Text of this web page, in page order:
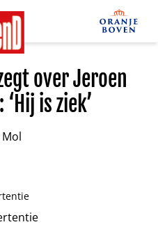
over Jeroen
is ziek’